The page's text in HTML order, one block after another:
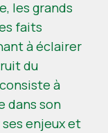
les grands
faits
à éclairer
du
à
dans son
enjeux et